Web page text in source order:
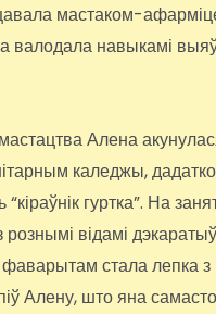
мастаком-
валодала навыкамі
Алена
каледжы,
гуртка”. На
рознымі відамі
фаварытам стала лепка з
Алену, што яна